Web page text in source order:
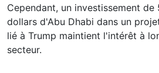
Cependant, un investissement
dollars d'Abu Dhabi dans un
lié à Trump maintient l'intérêt à
secteur.